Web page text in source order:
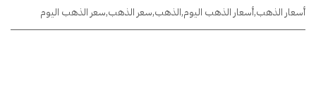
أسعار الذهب,أسعار الذهب اليوم,الذهب,سعر الذهب,سعر الذهب اليوم